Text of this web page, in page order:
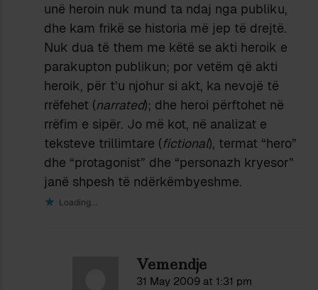
unë heroin nuk mund ta ndaj nga publiku,
dhe kam frikë se historia më jep të drejtë.
Nuk dua të them me këtë se akti heroik e
parakupton publikun; por vetëm që akti
heroik, për t’u njohur si akt, ka nevojë të
rrëfehet (narrated); dhe heroi përftohet në
rrëfim e sipër. Jo më kot, në analizat e
teksteve trillimtare (fictional), termat “hero”
dhe “protagonist” dhe “personazh kryesor”
janë shpesh të ndërkëmbyeshme.
Loading...
Vemendje
31 May 2009 at 1:31 pm